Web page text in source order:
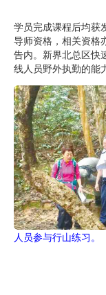
学员完成课程后均获
导师资格，相关资格
告内。新界北总区快
线人员野外执勤的能
人员参与行山练习。